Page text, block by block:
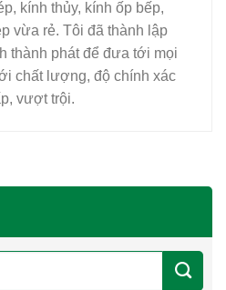
kính thủy, kính ốp bếp,
vừa rẻ. Tôi đã thành lập
thành phát để đưa tới mọi
chất lượng, độ chính xác
vượt trội.